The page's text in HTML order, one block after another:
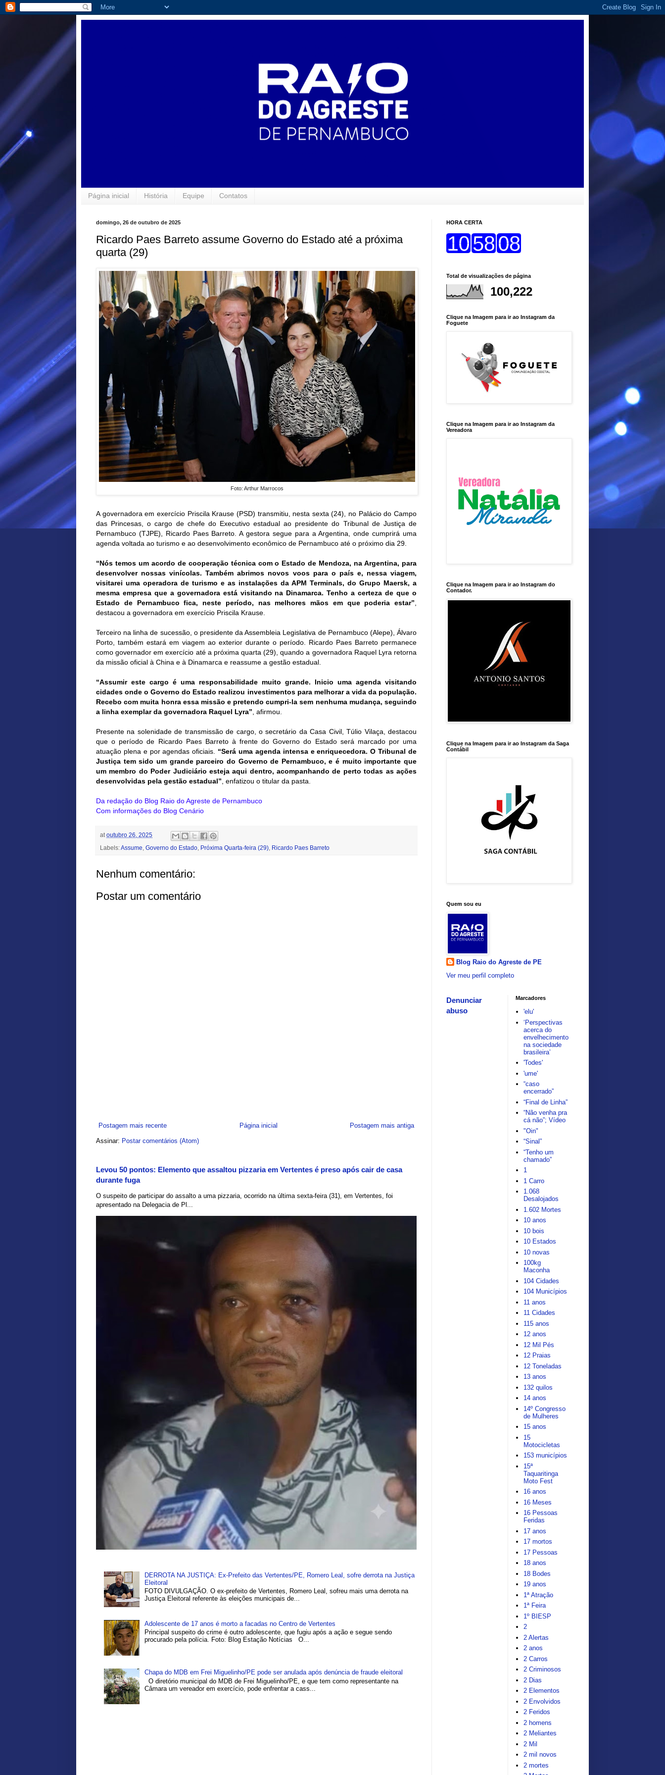
Página inicial História Equipe Contatos
domingo, 26 de outubro de 2025
Ricardo Paes Barreto assume Governo do Estado até a próxima
quarta (29)
Foto: Arthur Marrocos
A governadora em exercício Priscila Krause (PSD) transmitiu, nesta sexta (24), no Palácio do Campo
das Princesas, o cargo de chefe do Executivo estadual ao presidente do Tribunal de Justiça de
Pernambuco (TJPE), Ricardo Paes Barreto. A gestora segue para a Argentina, onde cumprirá uma
agenda voltada ao turismo e ao desenvolvimento econômico de Pernambuco até o próximo dia 29.
“Nós temos um acordo de cooperação técnica com o Estado de Mendoza, na Argentina, para
desenvolver nossas vinícolas. Também abrimos novos voos para o país e, nessa viagem,
visitarei uma operadora de turismo e as instalações da APM Terminals, do Grupo Maersk, a
mesma empresa que a governadora está visitando na Dinamarca. Tenho a certeza de que o
Estado de Pernambuco fica, neste período, nas melhores mãos em que poderia estar”
destacou a governadora em exercício Priscila Krause.
Terceiro na linha de sucessão, o presidente da Assembleia Legislativa de Pernambuco (Alepe), Álvaro
Porto, também estará em viagem ao exterior durante o período. Ricardo Paes Barreto permanece
como governador em exercício até a próxima quarta (29), quando a governadora Raquel Lyra retorna
da missão oficial à China e à Dinamarca e reassume a gestão estadual.
“Assumir este cargo é uma responsabilidade muito grande. Inicio uma agenda visitando
cidades onde o Governo do Estado realizou investimentos para melhorar a vida da população.
Recebo com muita honra essa missão e pretendo cumpri-la sem nenhuma mudança, seguindo
a linha exemplar da governadora Raquel Lyra” , afirmou.
Presente na solenidade de transmissão de cargo, o secretário da Casa Civil, Túlio Vilaça, destacou
que o período de Ricardo Paes Barreto à frente do Governo do Estado será marcado por uma
atuação plena e por agendas oficiais. “Será uma agenda intensa e enriquecedora. O Tribunal de
Justiça tem sido um grande parceiro do Governo de Pernambuco, e é muito importante que
um membro do Poder Judiciário esteja aqui dentro, acompanhando de perto todas as ações
desenvolvidas pela gestão estadual” , enfatizou o titular da pasta.
Da redação do Blog Raio do Agreste de Pernambuco
Com informações do Blog Cenário
at outubro 26, 2025
Labels:Assume Governo do Estado Próxima Quarta-feira (29) Ricardo Paes Barreto
Nenhum comentário:
Postar um comentário
Postagem mais recente Postagem mais antiga
Página inicial
Assinar: Postar comentários (Atom)
Levou 50 pontos: Elemento que assaltou pizzaria em Vertentes é preso após cair de casa
durante fuga
O suspeito de participar do assalto a uma pizzaria, ocorrido na última sexta-feira (31), em Vertentes, foi
apresentado na Delegacia de Pl...
DERROTA NA JUSTIÇA: Ex-Prefeito das Vertentes/PE, Romero Leal, sofre derrota na Justiça
Eleitoral
FOTO DIVULGAÇÃO. O ex-prefeito de Vertentes, Romero Leal, sofreu mais uma derrota na
Justiça Eleitoral referente às eleições municipais de...
Adolescente de 17 anos é morto a facadas no Centro de Vertentes
Principal suspeito do crime é outro adolescente, que fugiu após a ação e segue sendo
procurado pela polícia. Foto: Blog Estação Notícias O...
Chapa do MDB em Frei Miguelinho/PE pode ser anulada após denúncia de fraude eleitoral
O diretório municipal do MDB de Frei Miguelinho/PE, e que tem como representante na
Câmara um vereador em exercício, pode enfrentar a cass...
HORA CERTA
Total de visualizações de página
100,222
Clique na Imagem para ir ao Instagram da
Foguete
Clique na Imagem para ir ao Instagram da
Vereadora
Clique na Imagem para ir ao Instagram do
Contador.
Clique na Imagem para ir ao Instagram da Saga
Contábil
Quem sou eu
Blog Raio do Agreste de PE
Ver meu perfil completo
Denunciar
abuso
Marcadores
'elu'
‘Perspectivas
acerca do
envelhecimento
na sociedade
brasileira’
'Todes'
'ume'
“caso
encerrado”
“Final de Linha”
“Não venha pra
cá não”; Vídeo
"Oin"
“Sinal”
“Tenho um
chamado”
1
1 Carro
1.068
Desalojados
1.602 Mortes
10 anos
10 bois
10 Estados
10 novas
100kg
Maconha
104 Cidades
104 Municípios
11 anos
11 Cidades
115 anos
12 anos
12 Mil Pés
12 Praias
12 Toneladas
13 anos
132 quilos
14 anos
14º Congresso
de Mulheres
15 anos
15
Motocicletas
153 municípios
15ª
Taquaritinga
Moto Fest
16 anos
16 Meses
16 Pessoas
Feridas
17 anos
17 mortos
17 Pessoas
18 anos
18 Bodes
19 anos
1ª Atração
1ª Feira
1º BIESP
2
2 Alertas
2 anos
2 Carros
2 Criminosos
2 Dias
2 Elementos
2 Envolvidos
2 Feridos
2 homens
2 Meliantes
2 Mil
2 mil novos
2 mortes